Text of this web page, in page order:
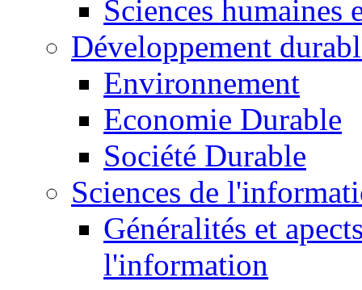
Sciences humaines
Développement
Environnement
Economie Durable
Société Durable
Sciences de
Généralités et
l'information